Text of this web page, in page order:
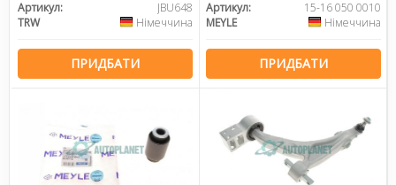
Артикул:
JBU648
TRW
Німеччина
ПРИДБАТИ
Артикул:
15-16 050 0010
MEYLE
Німеччина
ПРИДБАТИ